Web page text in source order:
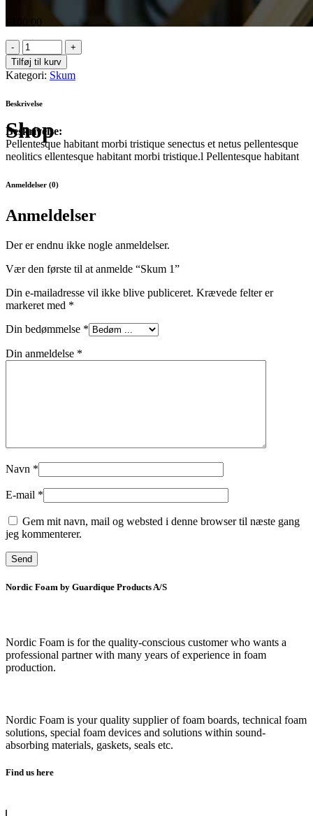
Shop
100.00
Tilføj til kurv
Kategori: Skum
Beskrivelse
Beskrivelse:
Pellentesque habitant morbi tristique senectus et netus pellentesque
neolitics ellentesque habitant morbi tristique.l Pellentesque habitant
Anmeldelser (0)
Anmeldelser
Der er endnu ikke nogle anmeldelser.
Vær den første til at anmelde “Skum 1”
Din e-mailadresse vil ikke blive publiceret. Krævede felter er
markeret med *
Din bedømmelse *
Din anmeldelse *
Navn *
E-mail *
Gem mit navn, mail og websted i denne browser til næste gang
jeg kommenterer.
Nordic Foam by Guardique Products A/S
Nordic Foam is for the quality-conscious customer who wants a
professional partner with many years of experience in foam
production.
Nordic Foam is your quality supplier of foam boards, technical foam
solutions, special foam devices and solutions within sound-
absorbing materials, gaskets, seals etc.
Find us here